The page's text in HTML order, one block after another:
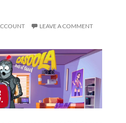
LEAVE A COMMENT